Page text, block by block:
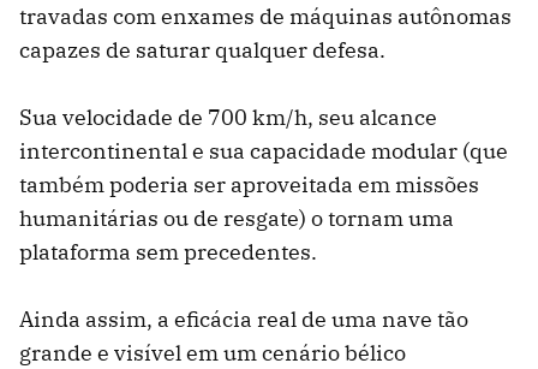
travadas com enxames de máquinas autônomas
capazes de saturar qualquer defesa.
Sua velocidade de 700 km/h, seu alcance
intercontinental e sua capacidade modular (que
também poderia ser aproveitada em missões
humanitárias ou de resgate) o tornam uma
plataforma sem precedentes.
Ainda assim, a eficácia real de uma nave tão
grande e visível em um cenário bélico